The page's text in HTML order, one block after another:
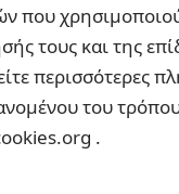
που
τους και της
περισσότερες
του
.